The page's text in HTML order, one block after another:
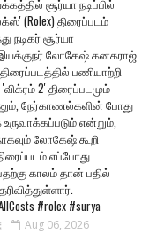
சூர்யா நடிப்பில்
(Rolex) திரைப்படம்
நடிகர் சூர்யா
இயக்குநர் லோகேஷ் கனகராஜ்
பணியாற்றி
2' திரைப்படமும்
நேர்காணல்களின் போது
என்றும்,
லோகேஷ் கூறி
எப்போது
காலம் தான் பதில்
#rolex #surya
Aug 06, 2026